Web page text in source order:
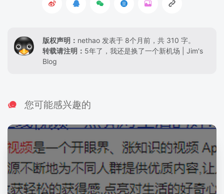
版权声明： nethao 发表于 8个月前，共 310 字。
转载请注明： 5年了，我还是换了一个新机场 | Jim's
Blog
您可能感兴趣的